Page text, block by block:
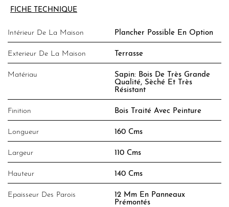
FICHE TECHNIQUE
Intérieur De La Maison Plancher Possible En Option
Exterieur De La Maison Terrasse
Matériau
Sapin: Bois De Très Grande
Qualité, Sèché Et Très
Résistant
Finition Bois Traité Avec Peinture
Longueur 160 Cms
Largeur 110 Cms
Hauteur 140 Cms
Epaisseur Des Parois
12 Mm En Panneaux
Prémontés